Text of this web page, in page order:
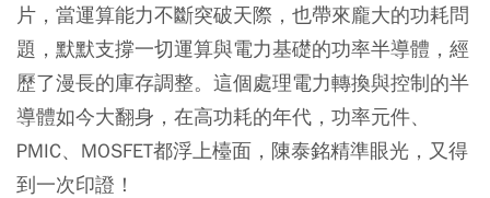
片，當運算能力不斷突破天際，也帶來龐大的功耗問
題，默默支撐一切運算與電力基礎的功率半導體，經
歷了漫長的庫存調整。這個處理電力轉換與控制的半
導體如今大翻身，在高功耗的年代，功率元件、
PMIC、MOSFET都浮上檯面，陳泰銘精準眼光，又得
到一次印證！